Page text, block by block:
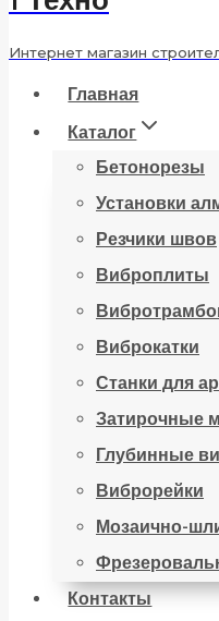
Интернет магазин
Главная
Каталог
Бетонорезы
Установки
Резчики швов
Виброплиты
Виброкатки
Станки для
Затирочные
Глубинные
Виброрейки
Мозаично-
Контакты